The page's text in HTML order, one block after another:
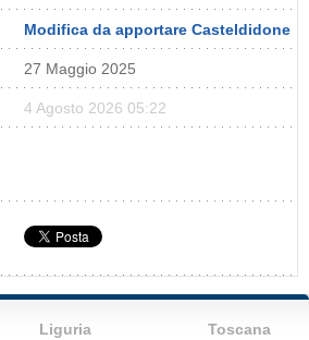
Modifica da apportare Casteldidone
27 Maggio 2025
4 Agosto 2026 05:22
Liguria
Toscana